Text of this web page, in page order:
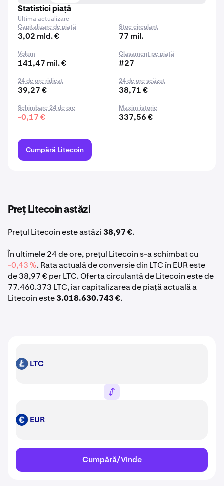
Statistici piață
Ultima actualizare
Capitalizare de piață
3,02 mld. €
Stoc circulant
77 mil.
Volum
141,47 mil. €
Clasament pe piață
#27
24 de ore ridicat
39,27 €
24 de ore scăzut
38,71 €
Schimbare 24 de ore
-0,17 €
Maxim istoric
337,56 €
Cumpără Litecoin
Preț Litecoin astăzi
Prețul Litecoin este astăzi 38,97 €.
În ultimele 24 de ore, prețul Litecoin s-a schimbat cu
-0,43 %. Rata actuală de conversie din LTC în EUR este
de 38,97 € per LTC. Oferta circulantă de Litecoin este de
77.460.373 LTC, iar capitalizarea de piață actuală a
Litecoin este3.018.630.743 €.
LTC LTC
EUR EUR
Cumpără/Vinde